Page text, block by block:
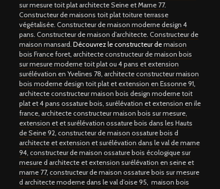
sur mesure toit plat architecte Seine et Marne 77.
Constructeur de maisons toit plat toiture terrasse
végétalisée. Constructeur de maison moderne design 4
pans. Constructeur de maison d’architecte. Constructeur de
maison mansard. Découvrez le constructeur demaison
bois France foret, architecte constructeur de maison bois
sur mesure moderne toit plat ou 4 pans et extension
surélévation en Yvelines 78, architecte constructeur maison
bois moderne design toit plat et extension en Essonne 91,
architecte constructeur maison bois design moderne toit
plat et 4 pans ossature bois, surélévation et extension en ile
france, architecte constructeur maison bois sur mesure,
extension et et surélévation ossature bois dans les Hauts
de Seine 92, constructeur de maison ossature bois d
architecte et extension et surélévation dans le val de marne
94, constructeur de maison ossature bois écologique sur
mesure d architecte et extension surélévation en seine et
marne 77, constructeur de maison ossature bois sur mesure
d architecte moderne dans le val d’oise 95, maison bois